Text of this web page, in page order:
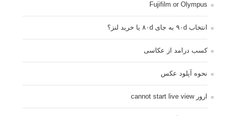
Fujifilm or Olympus
انتخاب ۹۰d به جای ۸۰d یا خرید لنز؟
کسب درامد از عکاسی
نحوه آپلود عکس
ارور cannot start live view